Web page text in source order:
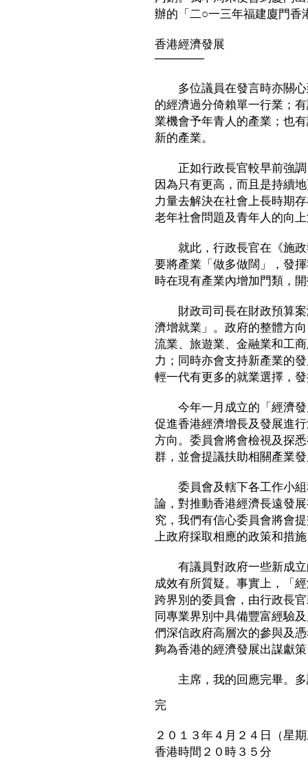
辦的「二○一三年福建廈門香
香港經濟發展
──────
多位議員在發言時亦關心
的經濟過分倚賴單一行業；
業機會予年青人的產業；也
新的產業。
正如行政長官較早前強調
因為只有更高，而且是持續
力量去解決在社會上長時期
老年社會問題及青年人的向
就此，行政長官在《施政
要將產業「做多做闊」，發
時在現有產業內增加門類，
財政司司長在財政預算案
濟增就業」。政府的整體方
流業、旅遊業、金融業和工
力；同時亦會支持新產業的
輕一代有更多的就業選擇，
今年一月成立的「經濟發
促進香港經濟增長及發展進
方向。委員會將會檢視及探
群，並會提議扶助相關產業
委員會及轄下各工作小組
論，對推動香港經濟長遠發
究，我們有信心委員會將會
上政府採取相應的政策和措
有議員對政府一些新成立
成效有所質疑。事實上，「
跨界別的委員會，由行政長
同專業界別中具備豐富經驗
們深信政府高層次的參與及
夠為香港的經濟發展出謀獻
主席，我的回應完畢。多
完
２０１３年４月２４日（星
香港時間２０時３５分